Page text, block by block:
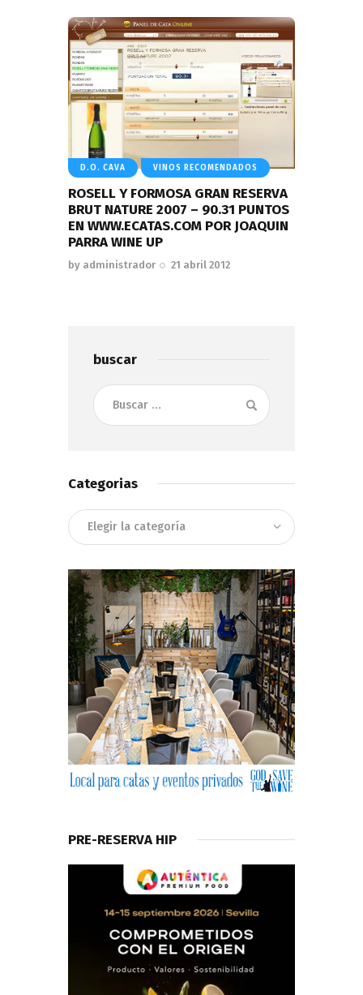
D.O. CAVA VINOS RECOMENDADOS
ROSELL Y FORMOSA GRAN RESERVA
BRUT NATURE 2007 – 90.31 PUNTOS
EN WWW.ECATAS.COM POR JOAQUIN
PARRA WINE UP
by administrador 21 abril 2012
buscar
Buscar:
Categorias
Categorias
PRE-RESERVA HIP